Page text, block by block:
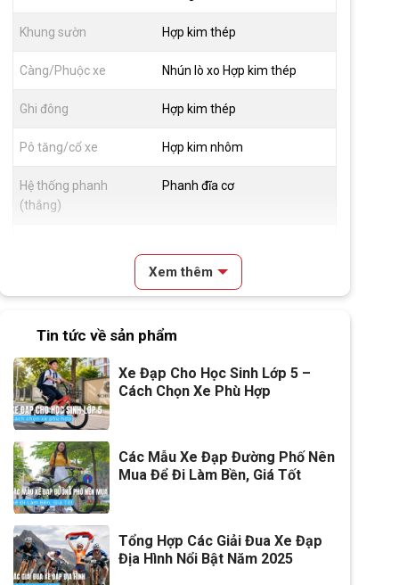
Khung sườn Hợp kim thép
Càng/Phuộc xe Nhún lò xo Hợp kim thép
Ghi đông Hợp kim thép
Pô tăng/cổ xe Hợp kim nhôm
Hệ thống phanh
(thắng)
Phanh đĩa cơ
Nhôm hai lớp 3cm
Đùi đĩa
Dĩa 1 Tầng
Kích thước 16 inch
Trọng lượng xe
Trọng lượng thùng 11kg 97x18x62
Xem thêm
Tin tức về sản phẩm
Xe Đạp Cho Học Sinh Lớp 5 –
Cách Chọn Xe Phù Hợp
Các Mẫu Xe Đạp Đường Phố Nên
Mua Để Đi Làm Bền, Giá Tốt
Tổng Hợp Các Giải Đua Xe Đạp
Địa Hình Nổi Bật Năm 2025